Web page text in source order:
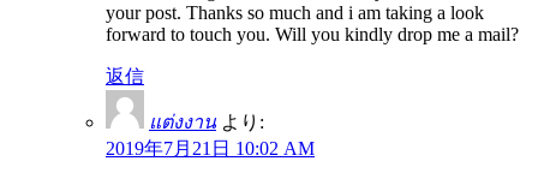
your post. Thanks so much and i am taking a look
forward to touch you. Will you kindly drop me a mail?
返信
แต่งงาน より:
2019年7月21日 10:02 AM